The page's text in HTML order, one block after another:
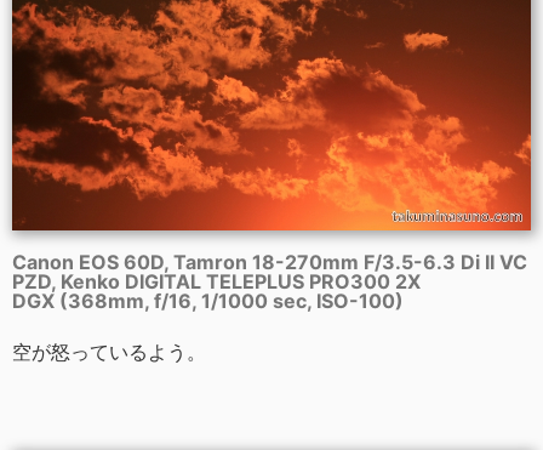
Canon EOS 60D, Tamron 18-270mm F/3.5-6.3 Di II VC
PZD, Kenko DIGITAL TELEPLUS PRO300 2X
DGX (368mm, f/16, 1/1000 sec, ISO-100)
空が怒っているよう。